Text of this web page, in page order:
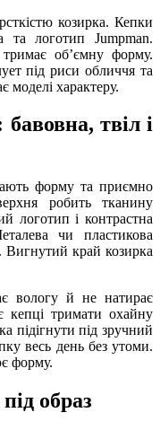
козирка. Кепки
та логотип Jumpman.
обʼємну форму.
під риси обличчя та
моделі характеру.
твіл і
форму та приємно
робить тканину
логотип і контрастна
чи пластикова
Вигнутий край козирка
вологу й не натирає
кепці тримати охайну
підігнути під зручний
весь день без утоми.
форму.
образ